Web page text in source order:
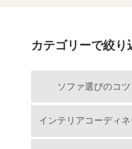
カテゴリーで絞り
ソファ選びのコツ
インテリアコーディネ